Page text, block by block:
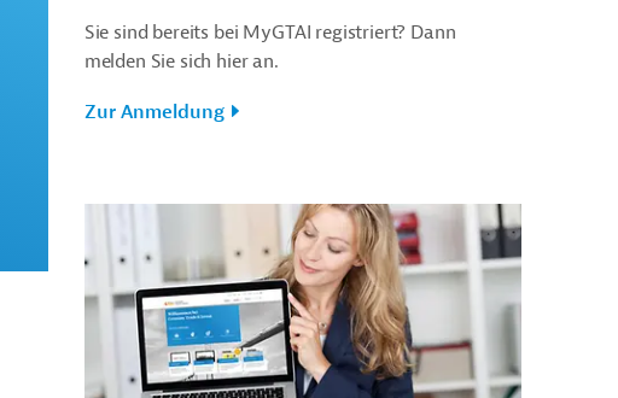
Sie sind bereits bei MyGTAI registriert? Dann
melden Sie sich hier an.
Zur Anmeldung